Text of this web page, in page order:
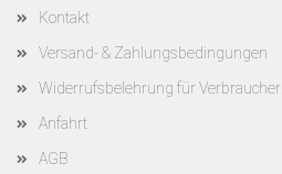
Kontakt
Versand- & Zahlungsbedingungen
Widerrufsbelehrung für Verbraucher
Anfahrt
AGB